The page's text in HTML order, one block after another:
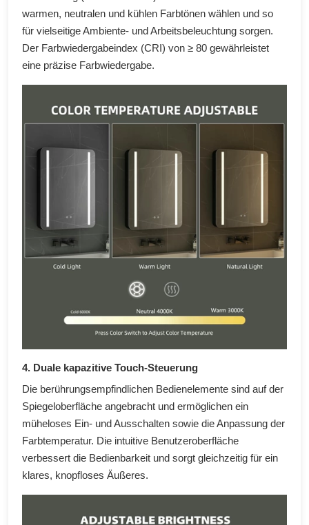
warmen, neutralen und kühlen Farbtönen wählen und so
für vielseitige Ambiente- und Arbeitsbeleuchtung sorgen.
Der Farbwiedergabeindex (CRI) von ≥ 80 gewährleistet
eine präzise Farbwiedergabe.
4. Duale kapazitive Touch-Steuerung
Die berührungsempfindlichen Bedienelemente sind auf der
Spiegeloberfläche angebracht und ermöglichen ein
müheloses Ein- und Ausschalten sowie die Anpassung der
Farbtemperatur. Die intuitive Benutzeroberfläche
verbessert die Bedienbarkeit und sorgt gleichzeitig für ein
klares, knopfloses Äußeres.